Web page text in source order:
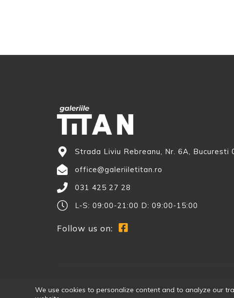
Strada Liviu Rebreanu, Nr. 6A, Bucuresti
office@galeriiletitan.ro
031 425 27 28
L-S: 09:00-21:00 D: 09:00-15:00
Follow us on:
We use cookies to personalize content and to analyze our